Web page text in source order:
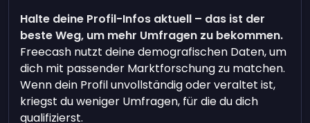
Halte deine Profil-Infos aktuell – das ist der
beste Weg, um mehr Umfragen zu bekommen.
Freecash nutzt deine demografischen Daten, um
dich mit passender Marktforschung zu matchen.
Wenn dein Profil unvollständig oder veraltet ist,
kriegst du weniger Umfragen, für die du dich
qualifizierst.